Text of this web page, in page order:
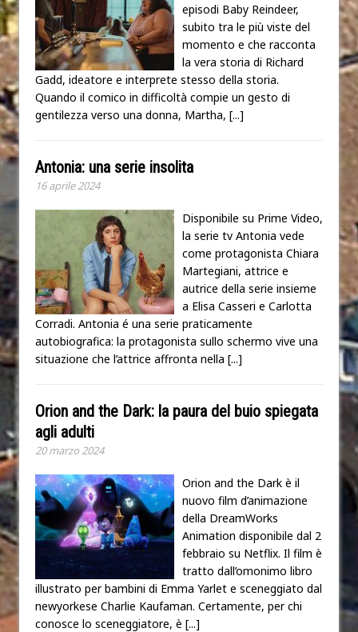
episodi Baby Reindeer,
subito tra le più viste del
momento e che racconta
la vera storia di Richard
Gadd, ideatore e interprete stesso della storia.
Quando il comico in difficoltà compie un gesto di
gentilezza verso una donna, Martha, [...]
Antonia: una serie insolita
16 aprile 2024
Disponibile su Prime Video,
la serie tv Antonia vede
come protagonista Chiara
Martegiani, attrice e
autrice della serie insieme
a Elisa Casseri e Carlotta
Corradi. Antonia é una serie praticamente
autobiografica: la protagonista sullo schermo vive una
situazione che l’attrice affronta nella [...]
Orion and the Dark: la paura del buio spiegata
agli adulti
20 marzo 2024
Orion and the Dark è il
nuovo film d’animazione
della DreamWorks
Animation disponibile dal 2
febbraio su Netflix. Il film è
tratto dall’omonimo libro
illustrato per bambini di Emma Yarlet e sceneggiato dal
newyorkese Charlie Kaufaman. Certamente, per chi
conosce lo sceneggiatore, è [...]